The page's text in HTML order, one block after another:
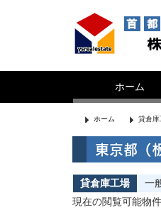
ホーム
ホーム 貸倉庫
東京都（
貸倉庫工場 一
現在の閲覧可能物